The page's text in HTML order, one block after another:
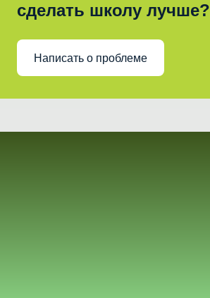
сделать школу лучше?
Написать о проблеме